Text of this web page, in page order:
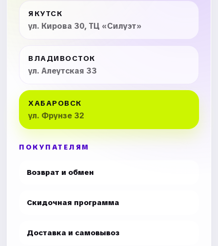
ЯКУТСК
ул. Кирова 30, ТЦ «Силуэт»
ВЛАДИВОСТОК
ул. Алеутская 33
ХАБАРОВСК
ул. Фрунзе 32
ПОКУПАТЕЛЯМ
Возврат и обмен
Скидочная программа
Доставка и самовывоз